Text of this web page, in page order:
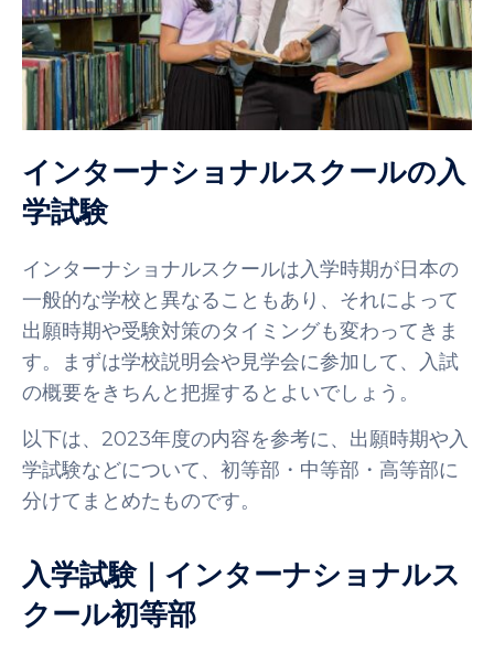
インターナショナルスクールの入
学試験
インターナショナルスクールは入学時期が日本の
一般的な学校と異なることもあり、それによって
出願時期や受験対策のタイミングも変わってきま
す。まずは学校説明会や見学会に参加して、入試
の概要をきちんと把握するとよいでしょう。
以下は、2023年度の内容を参考に、出願時期や入
学試験などについて、初等部・中等部・高等部に
分けてまとめたものです。
入学試験｜インターナショナルス
クール初等部